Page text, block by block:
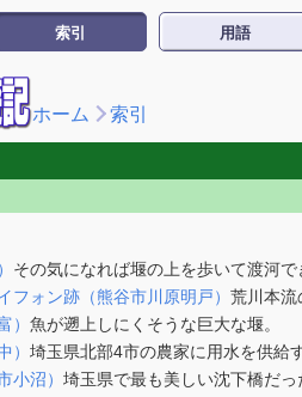
索引 用語
ホーム 索引
その気になれば堰の上を歩いて渡河で
フォン跡（熊谷市川原明戸） 荒川本流
） 魚が遡上しにくそうな巨大な堰。
） 埼玉県北部4市の農家に用水を供給
小沼） 埼玉県で最も美しい沈下橋だっ